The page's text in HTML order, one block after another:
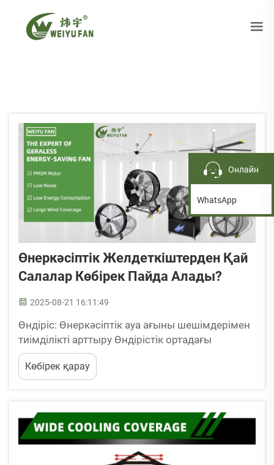
Өнеркәсіптік Желдеткіштерден Қай
Салалар Көбірек Пайда Алады?
2025-08-21 16:11:49
Өндiрiс: Өнеркәсiптiк ауа ағыны шешiмдерiмен
тиiмдiлiктi арттыру Өндiрiстiк ортадағы
өнеркәсiптiк желiлердiң негізгі пайдалану
жағдайлары Өндiрiстiк мекемелер ауамен
басқаруға қатысты бiрнеше үлкен мәселелерге
Көбірек қарау
Онлайн
WhatsApp